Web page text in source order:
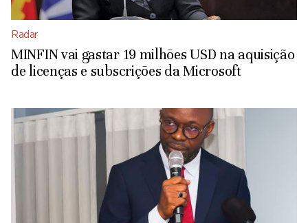
Radar
MINFIN vai gastar 19 milhões USD na aquisição
de licenças e subscrições da Microsoft